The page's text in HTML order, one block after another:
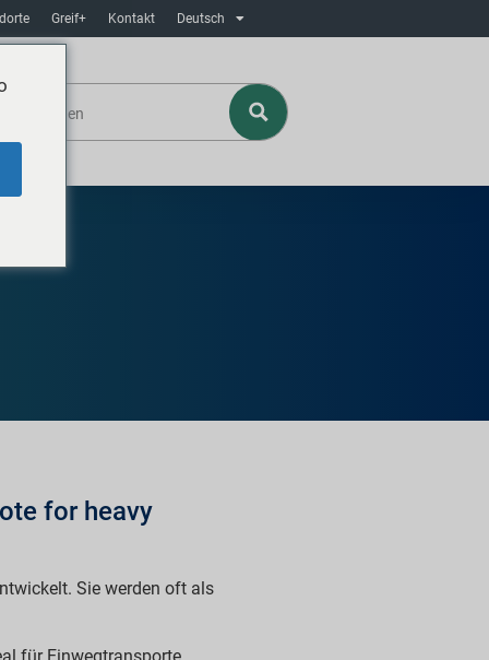
Greif+ Kontakt Deutsch
for heavy
Sie werden oft als